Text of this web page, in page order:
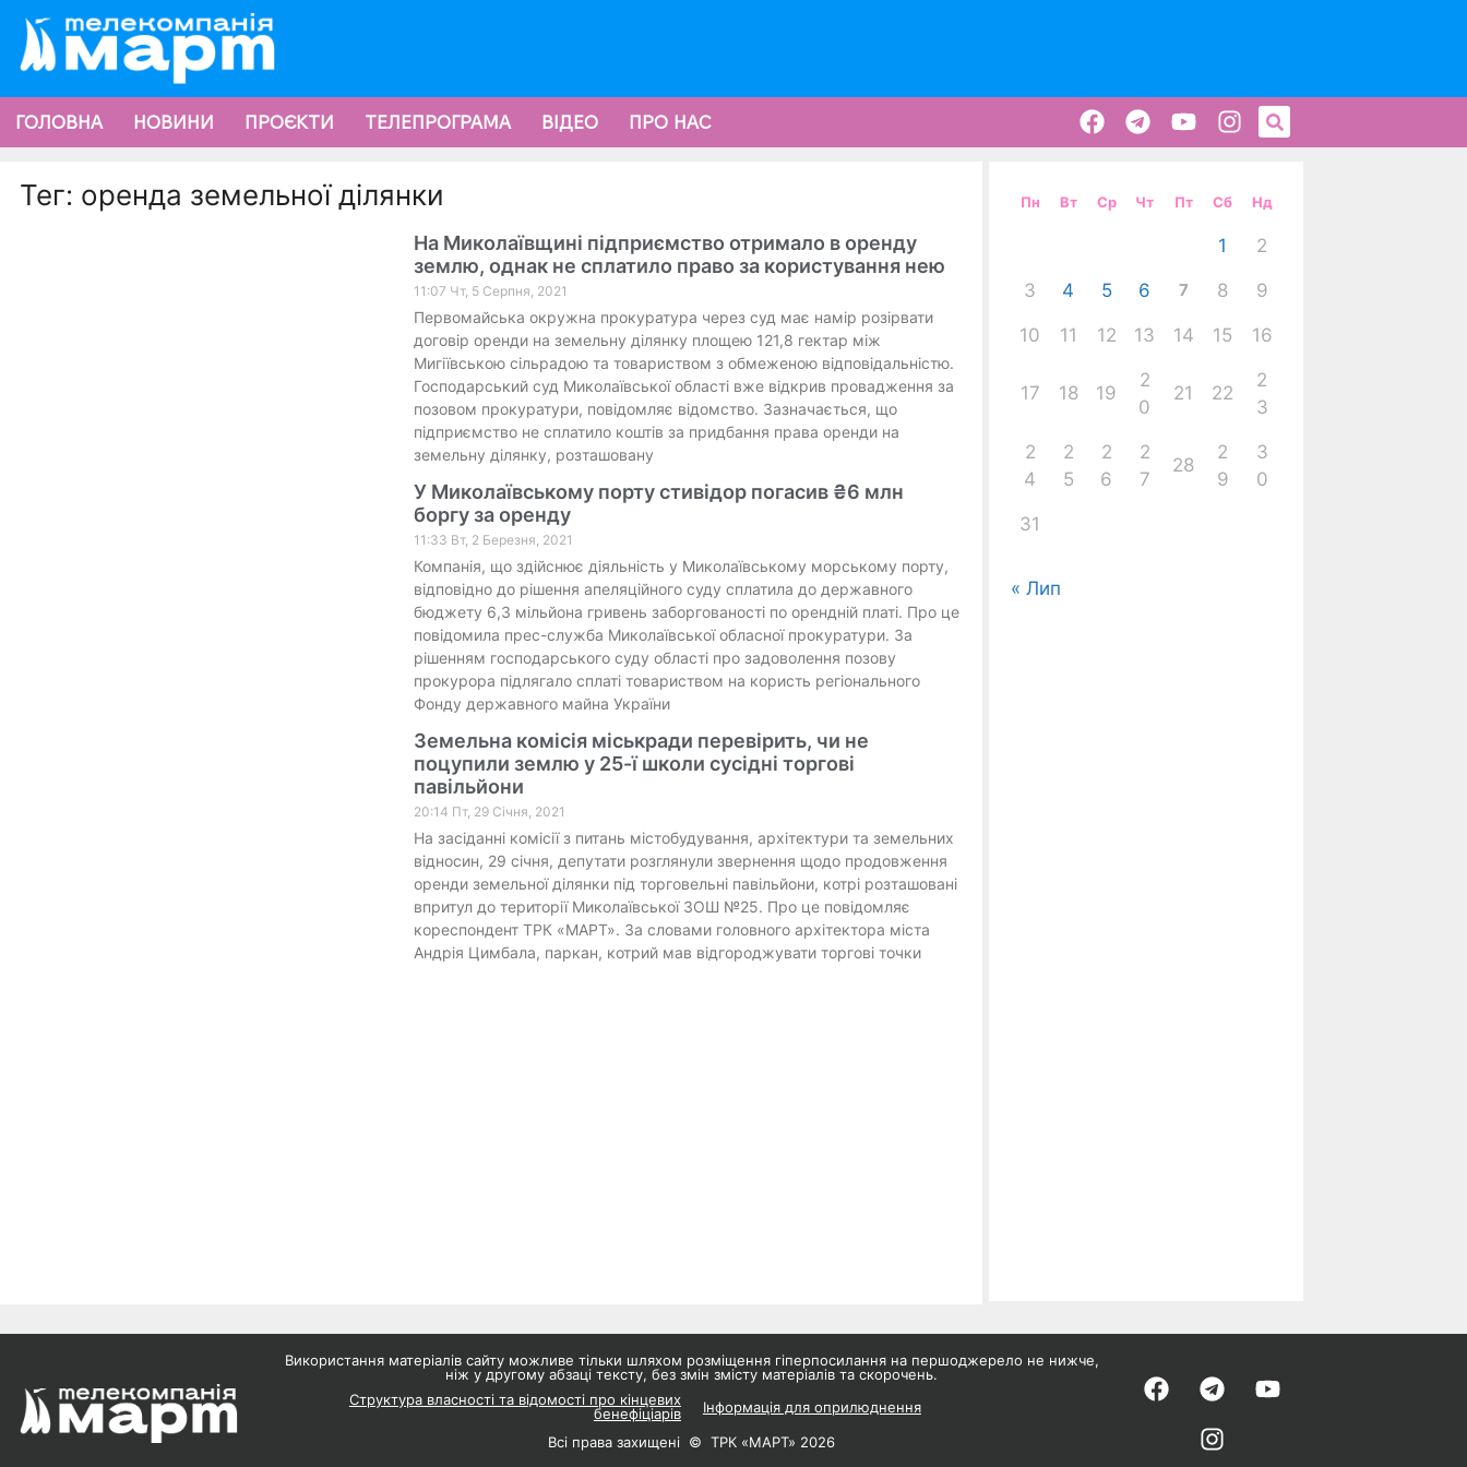
ГОЛОВНА НОВИНИ ПРОЄКТИ ТЕЛЕПРОГРАМА ВІДЕО ПРО НАС
Тег: оренда земельної ділянки
На Миколаївщині підприємство отримало в оренду
землю, однак не сплатило право за користування нею
11:07 Чт, 5 Серпня, 2021
Первомайська окружна прокуратура через суд має намір розірвати
договір оренди на земельну ділянку площею 121,8 гектар між
Мигіївською сільрадою та товариством з обмеженою відповідальністю.
Господарський суд Миколаївської області вже відкрив провадження за
позовом прокуратури, повідомляє відомство. Зазначається, що
підприємство не сплатило коштів за придбання права оренди на
земельну ділянку, розташовану
У Миколаївському порту стивідор погасив ₴6 млн
боргу за оренду
11:33 Вт, 2 Березня, 2021
Компанія, що здійснює діяльність у Миколаївському морському порту,
відповідно до рішення апеляційного суду сплатила до державного
бюджету 6,3 мільйона гривень заборгованості по орендній платі. Про це
повідомила прес-служба Миколаївської обласної прокуратури. За
рішенням господарського суду області про задоволення позову
прокурора підлягало сплаті товариством на користь регіонального
Фонду державного майна України
Земельна комісія міськради перевірить, чи не
поцупили землю у 25-ї школи сусідні торгові
павільйони
20:14 Пт, 29 Січня, 2021
На засіданні комісії з питань містобудування, архітектури та земельних
відносин, 29 січня, депутати розглянули звернення щодо продовження
оренди земельної ділянки під торговельні павільйони, котрі розташовані
впритул до території Миколаївської ЗОШ №25. Про це повідомляє
кореспондент ТРК «МАРТ». За словами головного архітектора міста
Андрія Цимбала, паркан, котрий мав відгороджувати торгові точки
Пн Вт Ср Чт Пт Сб Нд
1 2
3 4 5 6 7 8 9
10 11 12 13 14 15 16
17 18 19
2
0
21 22
2
3
2
4
2
5
2
6
2
7
28
2
9
3
0
31
« Лип
Використання матеріалів сайту можливе тільки шляхом розміщення гіперпосилання на першоджерело не нижче,
ніж у другому абзаці тексту, без змін змісту матеріалів та скорочень.
Структура власності та відомості про кінцевих
бенефіціарів
Інформація для оприлюднення
Всі права захищені © ТРК «МАРТ» 2026